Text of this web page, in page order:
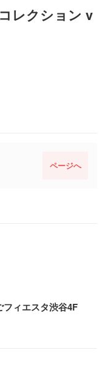
レクション v
ページへ
ィエスタ渋谷4F